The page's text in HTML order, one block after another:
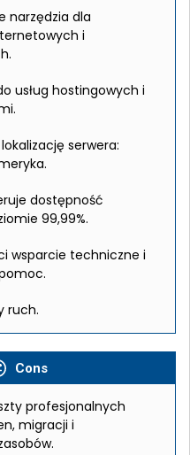
narzędzia dla
i
usług hostingowych i
serwera:
dostępność
99,99%.
wsparcie techniczne i
ruch.
Cons
profesjonalnych
migracji i